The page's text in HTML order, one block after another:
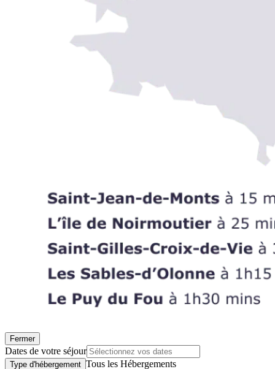
Fermer
Dates de votre séjour
Type d'hébergement Tous les Hébergements